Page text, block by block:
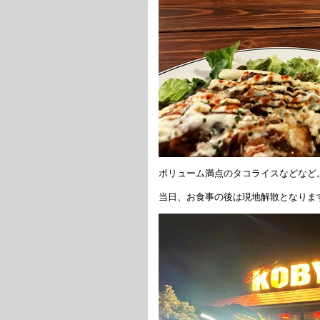
ボリューム満点のタコライスなどなど
当日、お食事の後は現地解散となりま